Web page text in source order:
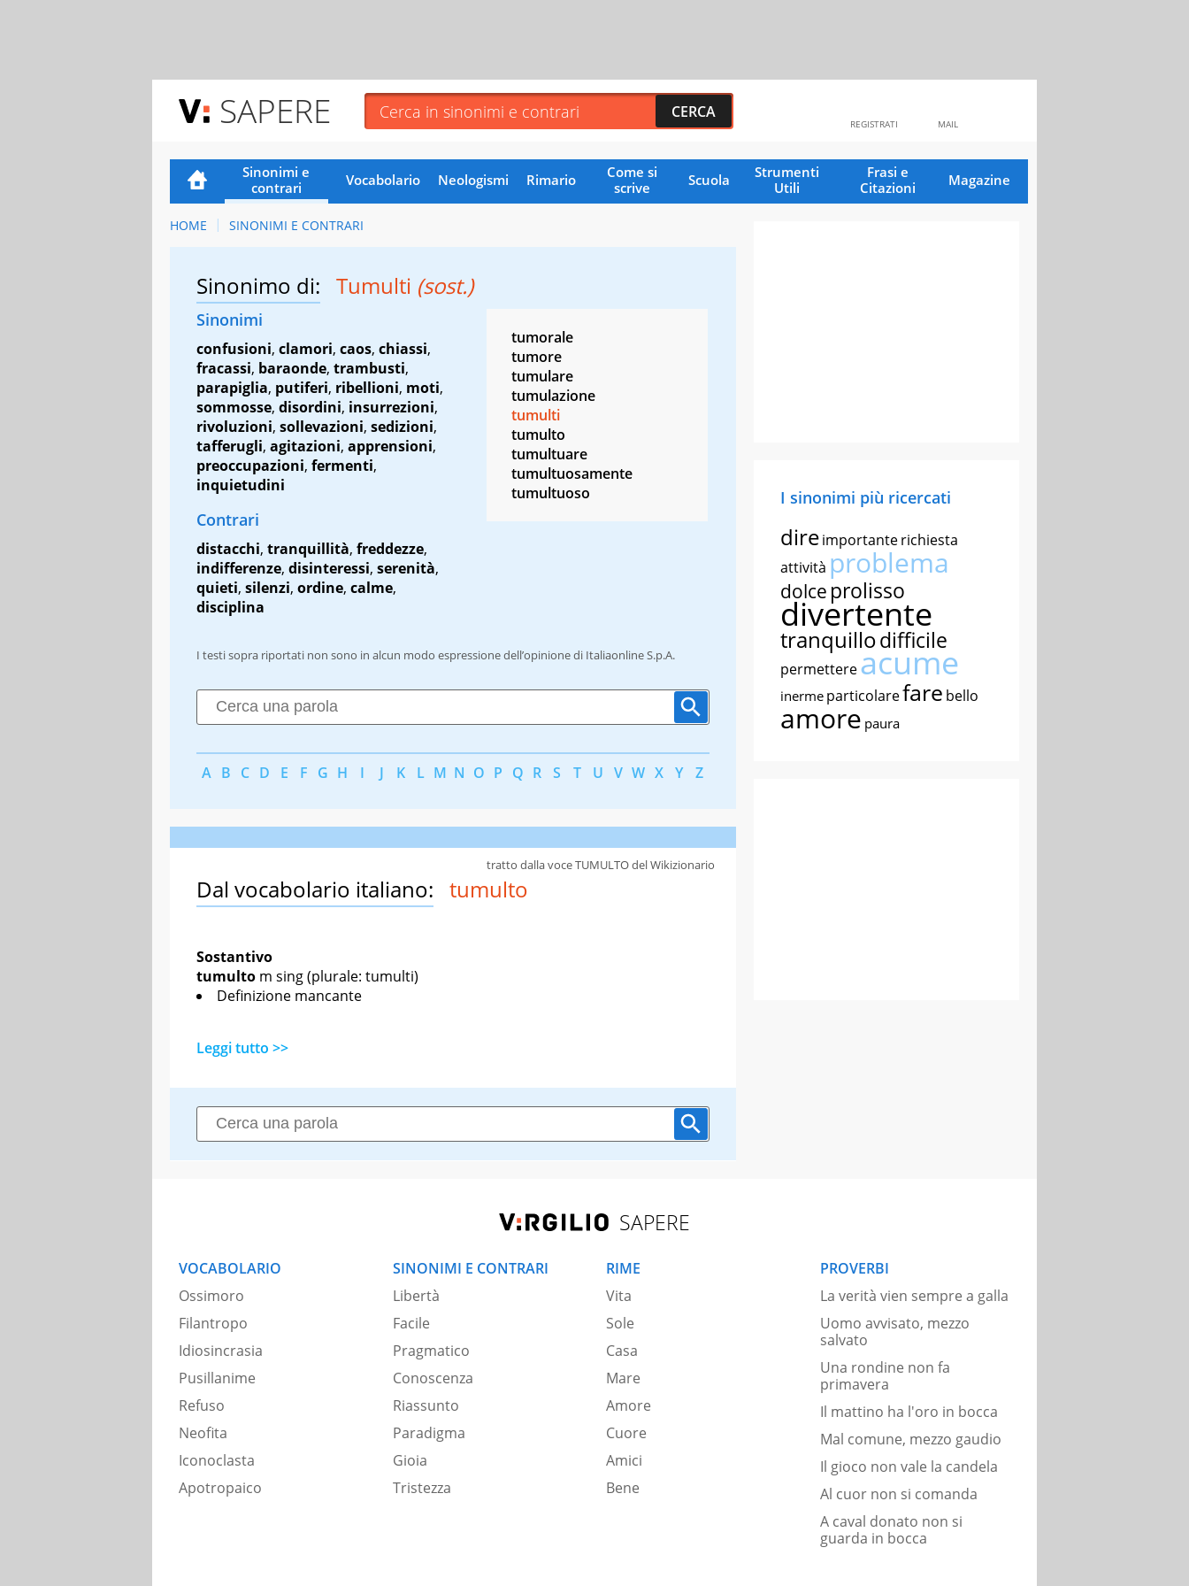
SAPERE MAIL
REGISTRATI
Sinonimi e
contrari
Vocabolario Neologismi Rimario
Come si
scrive
Scuola
Strumenti
Utili
Frasi e
Citazioni
Magazine
HOME SINONIMI E CONTRARI
Sinonimo di: Tumulti (sost.)
Sinonimi
confusioni, clamori, caos, chiassi,
fracassi, baraonde, trambusti,
parapiglia, putiferi, ribellioni, moti,
sommosse, disordini, insurrezioni,
rivoluzioni, sollevazioni, sedizioni,
tafferugli, agitazioni, apprensioni,
preoccupazioni, fermenti,
inquietudini
Contrari
distacchi, tranquillità, freddezze,
indifferenze, disinteressi, serenità,
quieti, silenzi, ordine, calme,
disciplina
tumorale
tumore
tumulare
tumulazione
tumulti
tumulto
tumultuare
tumultuosamente
tumultuoso
I testi sopra riportati non sono in alcun modo espressione dell’opinione di Italiaonline S.p.A.
A B C D E F G H I J K L M N O P Q R S T U V W X Y Z
Dal vocabolario italiano: tumulto
Sostantivo
tumulto m sing(plurale: tumulti)
Definizione mancante
Leggi tutto >>
tratto dalla voce TUMULTO del Wikizionario
I sinonimi più ricercati
direimportanterichiesta
attività problema
dolce prolisso
divertente
tranquillodifficile
permettereacume
inerme particolarefare bello
amore paura
SAPERE
VOCABOLARIO
Ossimoro
Filantropo
Idiosincrasia
Pusillanime
Refuso
Neofita
Iconoclasta
Apotropaico
SINONIMI E CONTRARI
Libertà
Facile
Pragmatico
Conoscenza
Riassunto
Paradigma
Gioia
Tristezza
RIME
Vita
Sole
Casa
Mare
Amore
Cuore
Amici
Bene
PROVERBI
La verità vien sempre a galla
Uomo avvisato, mezzo
salvato
Una rondine non fa
primavera
Il mattino ha l'oro in bocca
Mal comune, mezzo gaudio
Il gioco non vale la candela
Al cuor non si comanda
A caval donato non si
guarda in bocca